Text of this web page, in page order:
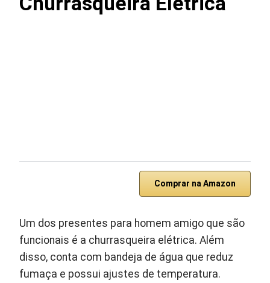
Comprar na Amazon
Um dos presentes para homem amigo que são
funcionais é a churrasqueira elétrica. Além
disso, conta com bandeja de água que reduz
fumaça e possui ajustes de temperatura.